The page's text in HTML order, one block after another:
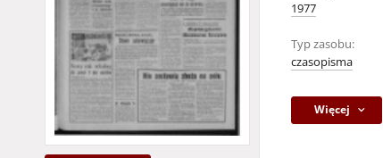
1977
Typ zasobu:
czasopisma
Więcej